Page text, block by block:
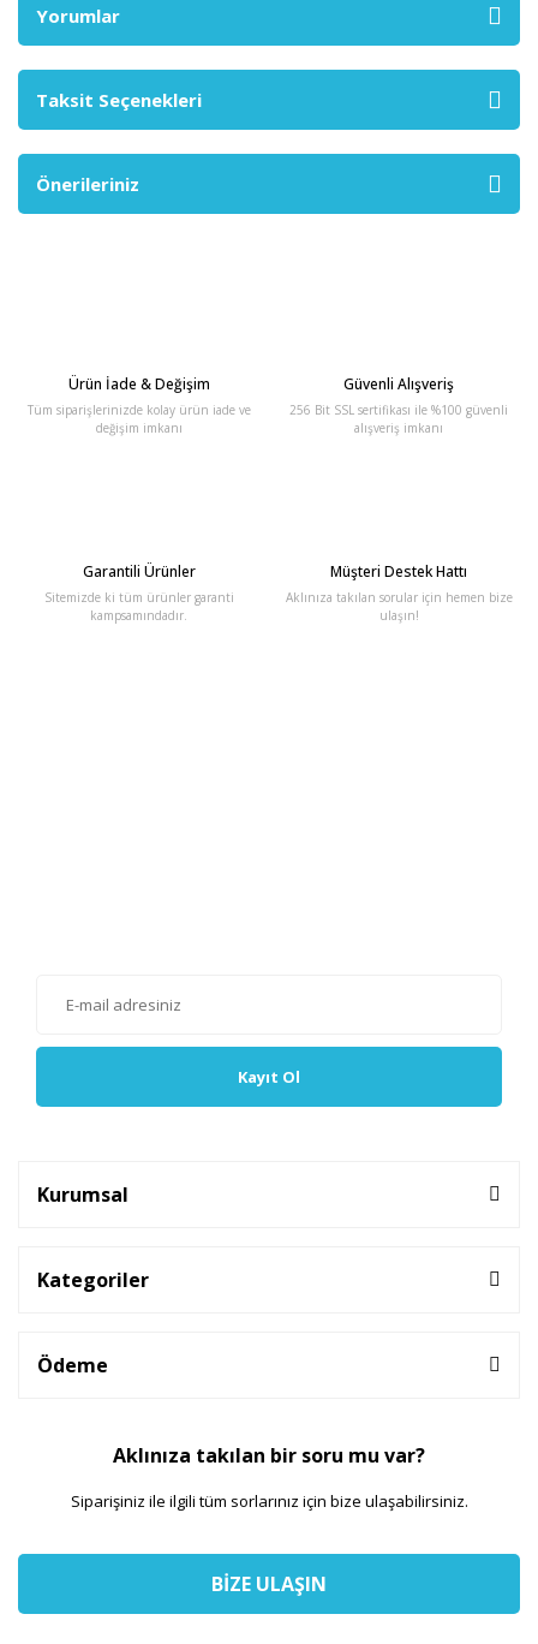
Yorumlar
Taksit Seçenekleri
Önerileriniz
Ürün İade & Değişim
Tüm siparişlerinizde kolay ürün iade ve
değişim imkanı
Güvenli Alışveriş
256 Bit SSL sertifikası ile %100 güvenli
alışveriş imkanı
Garantili Ürünler
Sitemizde ki tüm ürünler garanti
kampsamındadır.
Müşteri Destek Hattı
Aklınıza takılan sorular için hemen bize
ulaşın!
Kayıt Ol
Kurumsal
Kategoriler
Ödeme
Aklınıza takılan bir soru mu var?
Siparişiniz ile ilgili tüm sorlarınız için bize ulaşabilirsiniz.
BİZE ULAŞIN